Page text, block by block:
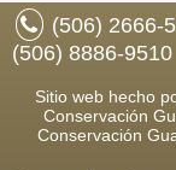
(506) 2666-
(506) 8886-9510
Sitio web hecho
Conservación
Conservación